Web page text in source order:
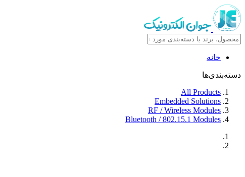
خانه
دسته‌بندی‌ها
All Products
Embedded Solutions
RF / Wireless Modules
Bluetooth / 802.15.1 Modules